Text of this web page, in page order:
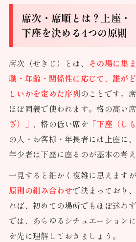
席次・席順とは？上座・
下座を決める4つの原則
席次（せきじ）とは、 その場に集
職・年齢・関係性に応じて、誰が
しいかを定めた序列のことです。
ほぼ同義で使われます。格の高い
ざ）」 、格の低い席を 「下座（し
の人・お客様・年長者には上座に
年少者は下座に座るのが基本の考え
一見すると細かく複雑に思えます
原則の組み合わせで決まっており
れば、初めての場所でもほぼ迷わ
では、あらゆるシチュエーション
を先に理解しておきましょう。